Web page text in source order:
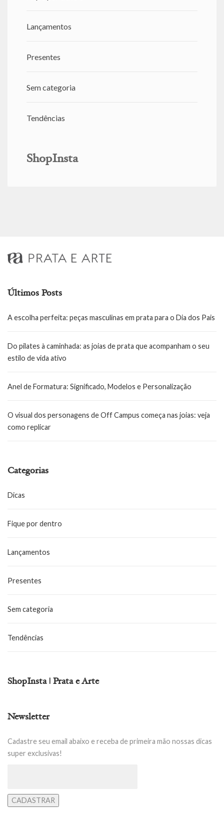
Lançamentos
Presentes
Sem categoria
Tendências
ShopInsta
Últimos Posts
A escolha perfeita: peças masculinas em prata para o Dia dos Pais
Do pilates à caminhada: as joias de prata que acompanham o seu
estilo de vida ativo
Anel de Formatura: Significado, Modelos e Personalização
O visual dos personagens de Off Campus começa nas joias: veja
como replicar
Categorias
Dicas
Fique por dentro
Lançamentos
Presentes
Sem categoria
Tendências
ShopInsta | Prata e Arte
Newsletter
Cadastre seu email abaixo e receba de primeira mão nossas dicas
super exclusivas!